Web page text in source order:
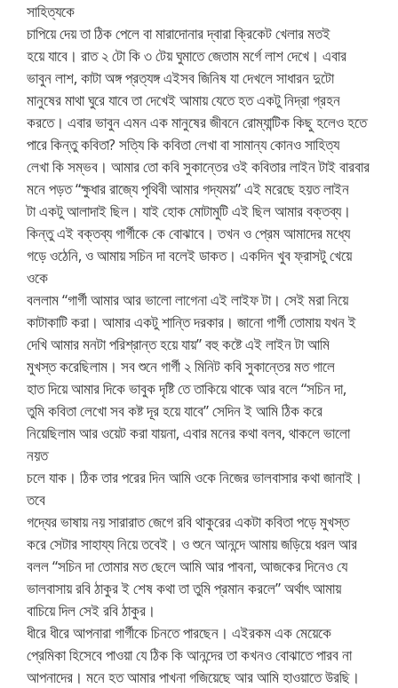
সাহিত্যকে
চাপিয়ে দেয় তা ঠিক পেলে বা মারাদোনার দ্বারা ক্রিকেট খেলার মতই
হয়ে যাবে। রাত ২ টো কি ৩ টেয় ঘুমাতে জেতাম মর্গে লাশ দেখে। এবার
ভাবুন লাশ, কাটা অঙ্গ প্রত্যঙ্গ এইসব জিনিষ যা দেখলে সাধারন দুটো
মানুষের মাথা ঘুরে যাবে তা দেখেই আমায় যেতে হত একটু নিদ্রা গ্রহন
করতে। এবার ভাবুন এমন এক মানুষের জীবনে রোম্যান্টিক কিছু হলেও হতে
পারে কিন্তু কবিতা? সত্যি কি কবিতা লেখা বা সামান্য কোনও সাহিত্য
লেখা কি সম্ভব। আমার তো কবি সুকান্তের ওই কবিতার লাইন টাই বারবার
মনে পড়ত “ক্ষুধার রাজ্যে পৃথিবী আমার গদ্যময়” এই মরেছে হয়ত লাইন
টা একটু আলাদাই ছিল। যাই হোক মোটামুটি এই ছিল আমার বক্তব্য।
কিন্তু এই বক্তব্য গার্গীকে কে বোঝাবে। তখন ও প্রেম আমাদের মধ্যে
গড়ে ওঠেনি, ও আমায় সচিন দা বলেই ডাকত। একদিন খুব ফ্রাসটু খেয়ে
ওকে
বললাম “গার্গী আমার আর ভালো লাগেনা এই লাইফ টা। সেই মরা নিয়ে
কাটাকাটি করা। আমার একটু শান্তি দরকার। জানো গার্গী তোমায় যখন ই
দেখি আমার মনটা পরিশ্রান্ত হয়ে যায়” বহু কষ্টে এই লাইন টা আমি
মুখস্ত করেছিলাম। সব শুনে গার্গী ২ মিনিট কবি সুকান্তের মত গালে
হাত দিয়ে আমার দিকে ভাবুক দৃষ্টি তে তাকিয়ে থাকে আর বলে “সচিন দা,
তুমি কবিতা লেখো সব কষ্ট দূর হয়ে যাবে” সেদিন ই আমি ঠিক করে
নিয়েছিলাম আর ওয়েট করা যায়না, এবার মনের কথা বলব, থাকলে ভালো
নয়ত
চলে যাক। ঠিক তার পরের দিন আমি ওকে নিজের ভালবাসার কথা জানাই।
তবে
গদ্যের ভাষায় নয় সারারাত জেগে রবি থাকুরের একটা কবিতা পড়ে মুখস্ত
করে সেটার সাহায্য নিয়ে তবেই। ও শুনে আনন্দে আমায় জড়িয়ে ধরল আর
বলল “সচিন দা তোমার মত ছেলে আমি আর পাবনা, আজকের দিনেও যে
ভালবাসায় রবি ঠাকুর ই শেষ কথা তা তুমি প্রমান করলে” অর্থাৎ আমায়
বাচিয়ে দিল সেই রবি ঠাকুর।
ধীরে ধীরে আপনারা গার্গীকে চিনতে পারছেন। এইরকম এক মেয়েকে
প্রেমিকা হিসেবে পাওয়া যে ঠিক কি আনন্দের তা কখনও বোঝাতে পারব না
আপনাদের। মনে হত আমার পাখনা গজিয়েছে আর আমি হাওয়াতে উরছি।